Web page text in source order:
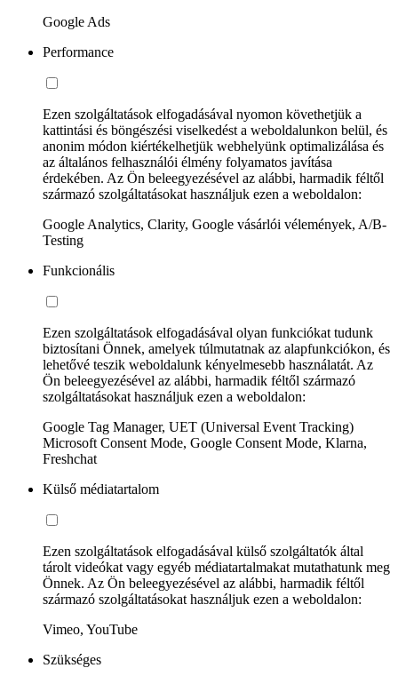
Google Ads
Performance
Ezen szolgáltatások elfogadásával nyomon követhetjük a
kattintási és böngészési viselkedést a weboldalunkon belül, és
anonim módon kiértékelhetjük webhelyünk optimalizálása és
az általános felhasználói élmény folyamatos javítása
érdekében. Az Ön beleegyezésével az alábbi, harmadik féltől
származó szolgáltatásokat használjuk ezen a weboldalon:
Google Analytics, Clarity, Google vásárlói vélemények, A/B-
Testing
Funkcionális
Ezen szolgáltatások elfogadásával olyan funkciókat tudunk
biztosítani Önnek, amelyek túlmutatnak az alapfunkciókon, és
lehetővé teszik weboldalunk kényelmesebb használatát. Az
Ön beleegyezésével az alábbi, harmadik féltől származó
szolgáltatásokat használjuk ezen a weboldalon:
Google Tag Manager, UET (Universal Event Tracking)
Microsoft Consent Mode, Google Consent Mode, Klarna,
Freshchat
Külső médiatartalom
Ezen szolgáltatások elfogadásával külső szolgáltatók által
tárolt videókat vagy egyéb médiatartalmakat mutathatunk meg
Önnek. Az Ön beleegyezésével az alábbi, harmadik féltől
származó szolgáltatásokat használjuk ezen a weboldalon:
Vimeo, YouTube
Szükséges